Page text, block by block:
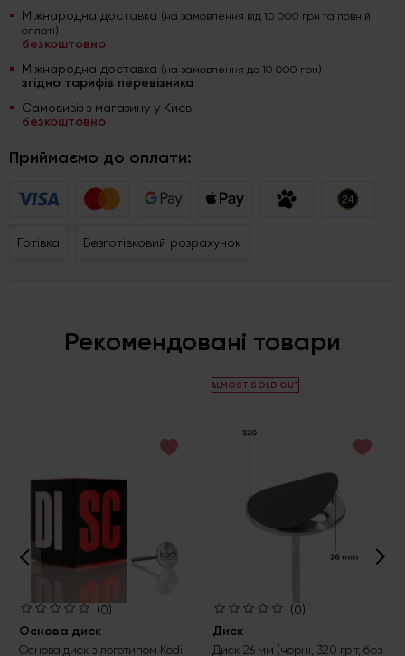
Міжнародна доставка (на замовлення від 10 000 грн та повній
оплаті)
безкоштовно
Міжнародна доставка (на замовлення до 10 000 грн)
згідно тарифів перевізника
Самовивіз з магазину у Києві
безкоштовно
Приймаємо до оплати:
Готівка Безготівковий розрахунок
Рекомендовані товари
(0)
Основа диск
Основа диск з логотипом Kodi
ALMOST SOLD OUT
(0)
Диск
Диск 26 мм (чорні, 320 гріт, без